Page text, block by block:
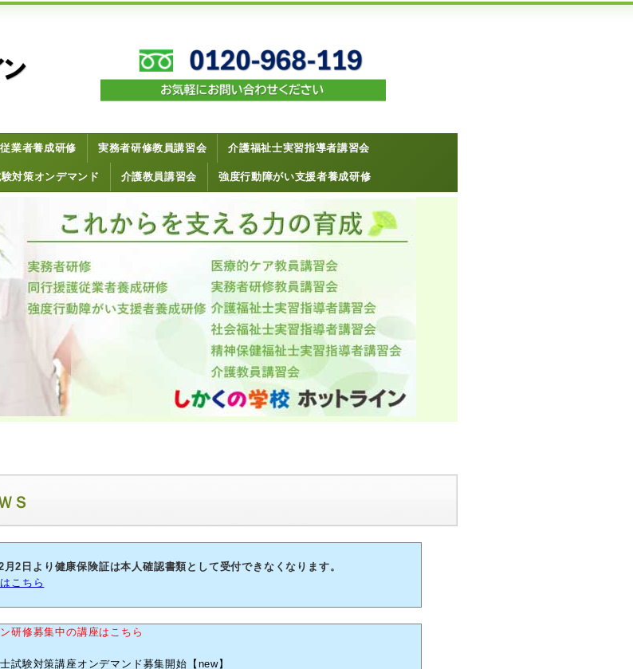
業者養成研修 実務者研修教員講習会 介護福祉士実習指導者講習会
対策オンデマンド 介護教員講習会 強度行動障がい支援者養成研修
Ｓ
月2日より健康保険証は本人確認書類として受付できなくなります。
こちら
研修募集中の講座はこちら
試験対策講座オンデマンド募集開始【new】